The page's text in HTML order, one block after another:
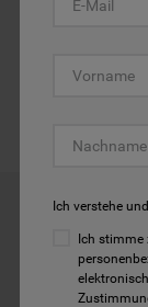
Ich verstehe
Ich stimme